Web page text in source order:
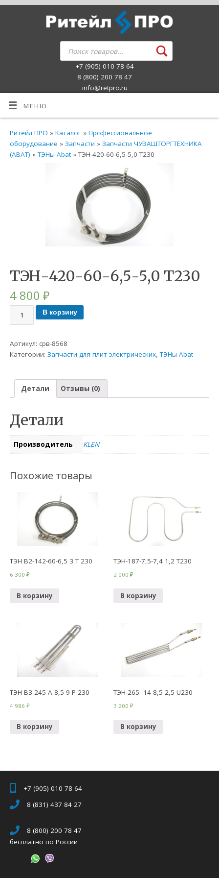
+7 (905) 010 78 64
8 (800) 200 78 47
info@retpro.ru
МЕНЮ
Ритейл ПРО »Каталог »Профессиональное
оборудование »Запчасти »Запчасти ЧУВАШТОРГТЕХНИКА
(ABAT) »ТЭНы Abat» ТЭН-420-60-6,5-5,0 Т230
ТЭН-420-60-6,5-5,0 Т230
4 800₽
В корзину
Артикул: срв-8568
Категории:Запчасти для плит электрических ,ТЭНы Abat
Детали Отзывы (0)
Детали
Производитель KLEN
Похожие товары
ТЭН В2-142-60-6,5 3 Т 230
6 300₽
В корзину
ТЭН-187-7,5-7,4 1,2 Т230
2 000₽
В корзину
ТЭН В3-245 А 8,5 9 Р 230
4 986₽
В корзину
ТЭН-265- 14 8,5 2,5 U230
3 200₽
В корзину
+7 (905) 010 78 64
8 (831) 437 84 27
8 (800) 200 78 47
бесплатно по России